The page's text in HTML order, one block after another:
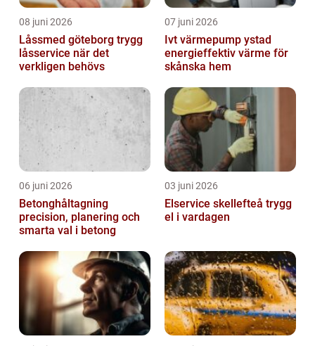
08 juni 2026
Låssmed göteborg trygg
låsservice när det
verkligen behövs
07 juni 2026
Ivt värmepump ystad
energieffektiv värme för
skånska hem
06 juni 2026
Betonghåltagning
precision, planering och
smarta val i betong
03 juni 2026
Elservice skellefteå trygg
el i vardagen